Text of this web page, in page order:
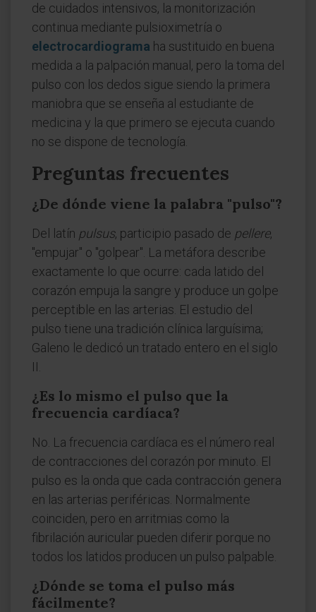
de cuidados intensivos, la monitorización
continua mediante pulsioximetría o
electrocardiograma ha sustituido en buena
medida a la palpación manual, pero la toma del
pulso con los dedos sigue siendo la primera
maniobra que se enseña al estudiante de
medicina y la que primero se ejecuta cuando
no se dispone de tecnología.
Preguntas frecuentes
¿De dónde viene la palabra "pulso"?
Del latín pulsus, participio pasado de pellere,
"empujar" o "golpear". La metáfora describe
exactamente lo que ocurre: cada latido del
corazón empuja la sangre y produce un golpe
perceptible en las arterias. El estudio del
pulso tiene una tradición clínica larguísima;
Galeno le dedicó un tratado entero en el siglo
II.
¿Es lo mismo el pulso que la
frecuencia cardíaca?
No. La frecuencia cardíaca es el número real
de contracciones del corazón por minuto. El
pulso es la onda que cada contracción genera
en las arterias periféricas. Normalmente
coinciden, pero en arritmias como la
fibrilación auricular pueden diferir porque no
todos los latidos producen un pulso palpable.
¿Dónde se toma el pulso más
fácilmente?